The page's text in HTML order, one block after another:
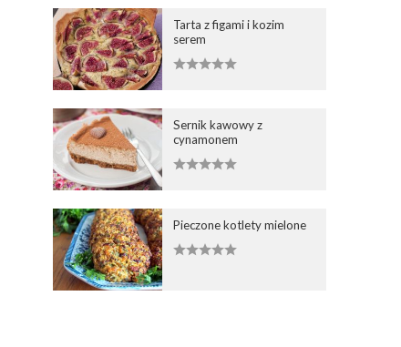
Tarta z figami i kozim
serem
Sernik kawowy z
cynamonem
Pieczone kotlety mielone